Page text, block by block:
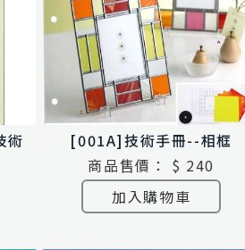
術
[001A]技術手冊--相框
商品售價：
$ 240
加入購物車